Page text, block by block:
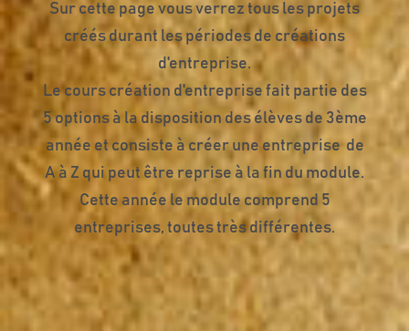
Sur cette page vous verrez tous les projets
créés durant les périodes de créations
d'entreprise.
Le cours création d'entreprise fait partie des
5 options à la disposition des élèves de 3ème
année et consiste à créer une entreprise de
A à Z qui peut être reprise à la fin du module.
Cette année le module comprend 5
entreprises, toutes très différentes.